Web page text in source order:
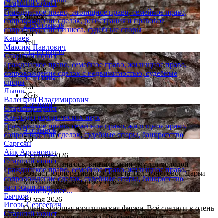
Старший юрист
Гражданское право, жилищное право, семейное право,
сопровождение сделок, регистрация и правовое
сопровождение бизнеса, судебные споры
Кашаев
Максим Павлович
Старший юрист
Гражданское право, семейное право, жилищное право,
сопровождение сделок с недвижимостью, судебные
споры
Львов
Валентин Владимирович
Старший юрист
Кандидат юридических наук
Гражданское право, семейное право, жилищное право,
сопровождение сделок, судебные споры, банкротство
Саргсян
Айк Арсенович
Старший юрист
Гражданское право, семейное право, жилищное право,
сопровождение сделок, судебные споры, банкротство
застройщиков
Бычков
Игорь Сергеевич
Старший юрист
Яндекс
235 отзывов
5.0
Yell
212 отзывов
4.9
Google
52 отзыва
4.6
2Gis
3 отзыва
5.0
Zoon
9 отзывов
5.0
13 июля 2026
Честно признаюсь, вначале меня смутил молодой
возраст корпоративного юриста Толстоноговой Дарьи
Михайловны, которому пре...
Читать далее....
19 мая 2026
Очень хорошая юридическая фирма. Всё сделали в очень